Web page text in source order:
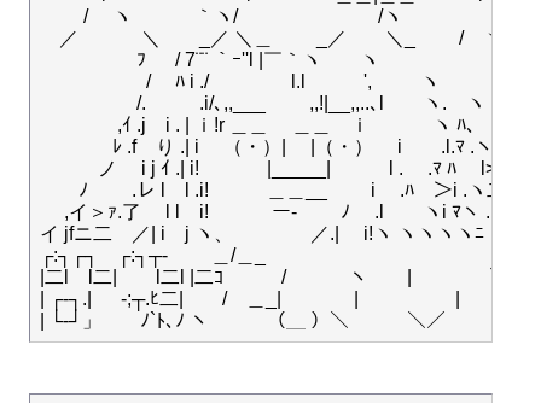
/　 ヽ　　　 ｀ヽ/　　　　　　　 /ヽ　　　　　/　
／　　　 ＼　　_／ ＼＿　　 _／　　＼_　　 /　ヽ＿＿
ﾌ 　 / 7¨¨ ｀ｰ''l |￣｀ヽ　　ヽ
/　 ﾊ i ./ 　　　　l.l　　　', 　　 ヽ
/. 　 　 .i/､,,___　　 ,,!|__,,..､l　　ヽ.　ヽ
,ｲ .j　i . | ｉ!r ＿＿　 ＿＿　ｉ　　 　ヽ ﾊ､
ﾚ .f　り .| i　 （・）|　 |（・）　 i　　.l.ﾏ .ヽﾍヽ
ノ　 i j ｲ .| i!　 　　 |_____|　　　l .　 .ﾏ ﾊ　 l> (,
ﾉ　　 .レ l　l .i!　　　＿＿__　　 i　 .ﾊ　＞i .ヽ二i
,イ＞ｧ.了　 l l　i!　　　 ー-　　 ﾉ　 .l　　ヽi ﾏヽ .i!
イ jfニ二　／| i　j ヽ、　　　　／.|　 i!ヽ ヽヽヽヽﾆ
┌:┐┌┐　┌:┐┬‐　　 ＿/＿_
|二l　l二|　　l二l |二ｺ　　　/　　　 ヽ　　|　　　　＼
| ┌‐┐.| 　 ‐;┬.ﾋ二|　　/　＿_| 　 　　 |　　　　　|